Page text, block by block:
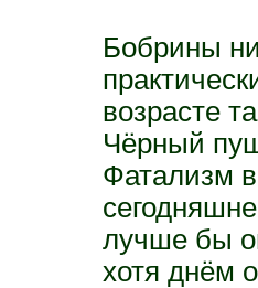
Бобрины
возрасте
Чёрный
Фатализм
лучше бы
хотя днём